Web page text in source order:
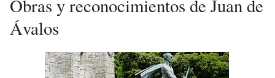
Obras y reconocimientos de Juan de
Ávalos